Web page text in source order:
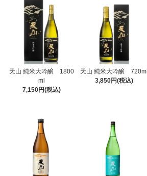
天山 純米大吟醸 1800
ml
7,150円(税込)
天山 純米大吟醸 720ml
3,850円(税込)